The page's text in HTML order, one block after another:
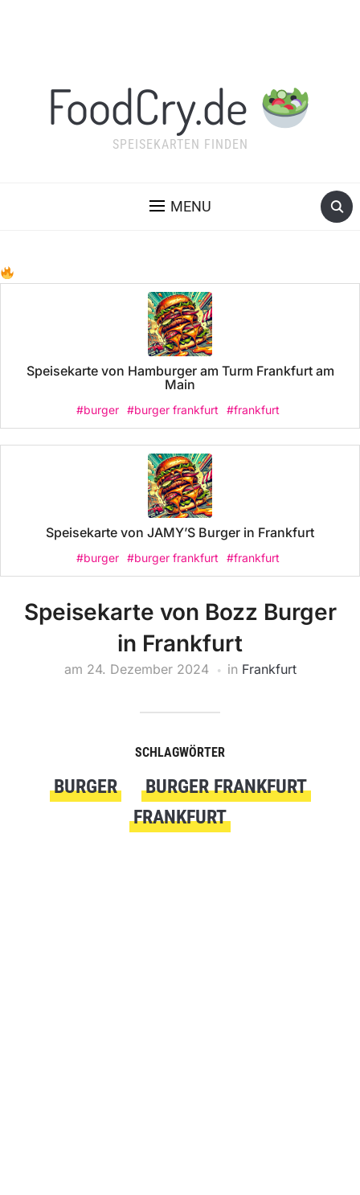
FoodCry.de
SPEISEKARTEN FINDEN
MENU
Speisekarte von Hamburger am Turm Frankfurt am
Main
#burger #burger frankfurt #frankfurt
Speisekarte von JAMY’S Burger in Frankfurt
#burger #burger frankfurt #frankfurt
Speisekarte von Bozz Burger
in Frankfurt
am 24. Dezember 2024 in Frankfurt
SCHLAGWÖRTER
BURGER
BURGER FRANKFURT
FRANKFURT